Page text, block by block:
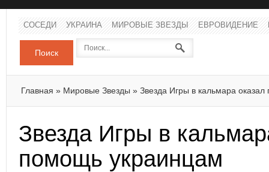
СОСЕДИ УКРАИНА МИРОВЫЕ ЗВЕЗДЫ ЕВРОВИДЕНИЕ
Поиск
Главная » Мировые Звезды » Звезда Игры в кальмара
Звезда Игры в
помощь украинцам